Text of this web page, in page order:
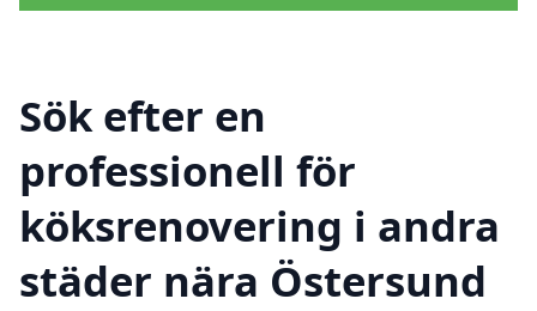
Sök efter en
professionell för
köksrenovering i andra
städer nära Östersund